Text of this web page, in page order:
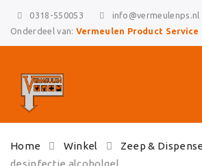
0318-550053
info@vermeulenps.nl
Onderdeel van: Vermeulen Product Service
to
Home Winkel Zeep &
desinfectie alcoholgel